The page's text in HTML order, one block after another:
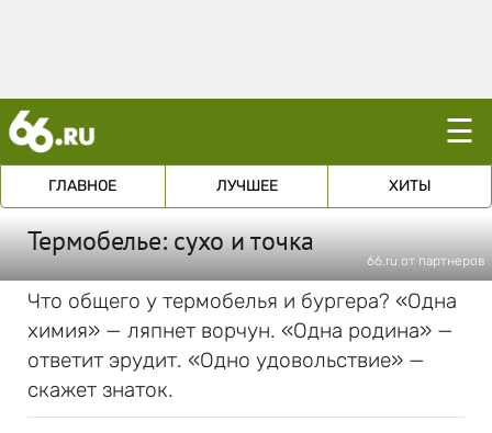
☰
ГЛАВНОЕ ЛУЧШЕЕ ХИТЫ
Термобелье: сухо и точка
66.ru от партнеров
Что общего у термобелья и бургера? «Одна
химия» — ляпнет ворчун. «Одна родина» —
ответит эрудит. «Одно удовольствие» —
скажет знаток.